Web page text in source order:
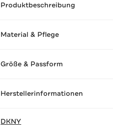
Produktbeschreibung
Material & Pflege
Größe & Passform
Herstellerinformationen
DKNY